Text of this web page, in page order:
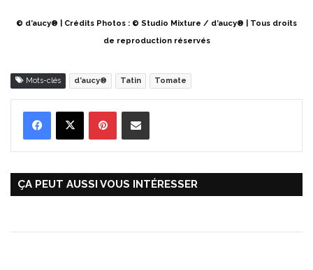
© d’aucy® | Crédits Photos : © Studio Mixture / d’aucy® | Tous droits
de reproduction réservés
Mots-clés d’aucy® Tatin Tomate
ÇA PEUT AUSSI VOUS INTÉRESSER